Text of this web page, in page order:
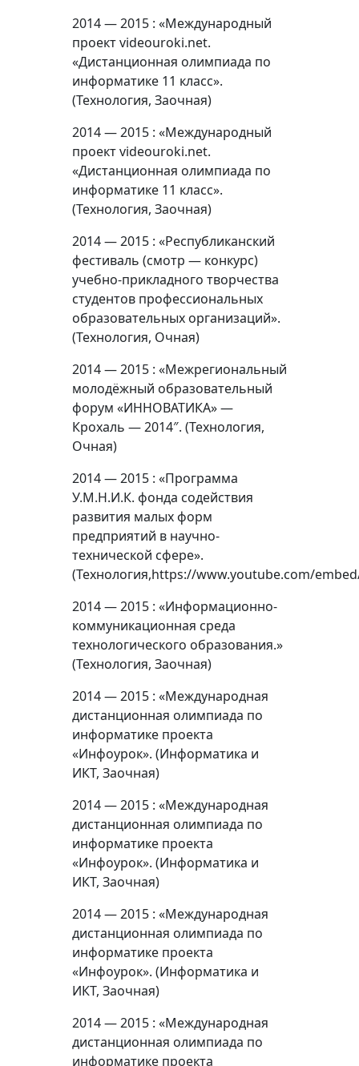
2014 — 2015 : «Международный
проект videouroki.net.
«Дистанционная олимпиада по
информатике 11 класс».
(Технология, Заочная)
2014 — 2015 : «Международный
проект videouroki.net.
«Дистанционная олимпиада по
информатике 11 класс».
(Технология, Заочная)
2014 — 2015 : «Республиканский
фестиваль (смотр — конкурс)
учебно-прикладного творчества
студентов профессиональных
образовательных организаций».
(Технология, Очная)
2014 — 2015 : «Межрегиональный
молодёжный образовательный
форум «ИННОВАТИКА» —
Крохаль — 2014″. (Технология,
Очная)
2014 — 2015 : «Программа
У.М.Н.И.К. фонда содействия
развития малых форм
предприятий в научно-
технической сфере».
(Технология,https://www.youtube.com/
2014 — 2015 : «Информационно-
коммуникационная среда
технологического образования.»
(Технология, Заочная)
2014 — 2015 : «Международная
дистанционная олимпиада по
информатике проекта
«Инфоурок». (Информатика и
ИКТ, Заочная)
2014 — 2015 : «Международная
дистанционная олимпиада по
информатике проекта
«Инфоурок». (Информатика и
ИКТ, Заочная)
2014 — 2015 : «Международная
дистанционная олимпиада по
информатике проекта
«Инфоурок». (Информатика и
ИКТ, Заочная)
2014 — 2015 : «Международная
дистанционная олимпиада по
информатике проекта